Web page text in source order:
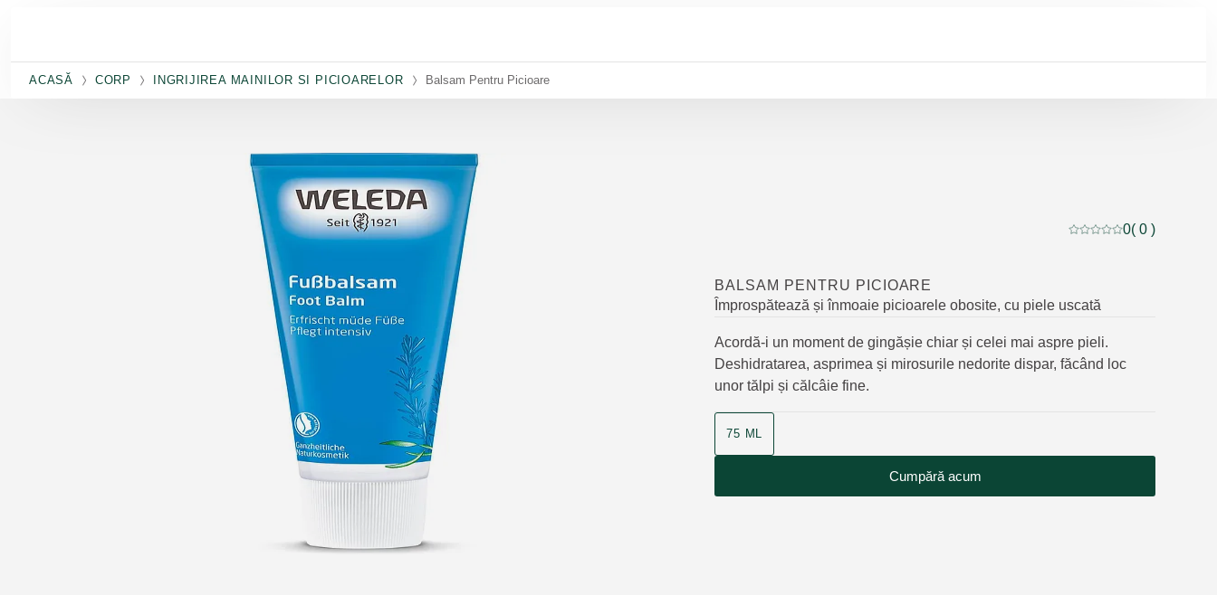
ACASĂ CORP INGRIJIREA MAINILOR SI PICIOARELOR Balsam Pentru Picioare
Evaluare curentă: 0
0( 0 )
BALSAM PENTRU PICIOARE
Împrospătează și înmoaie picioarele obosite, cu piele uscată
Acordă-i un moment de gingășie chiar și celei mai aspre pieli.
Deshidratarea, asprimea și mirosurile nedorite dispar, făcând loc
unor tălpi și călcâie fine.
75 ML
Cumpără acum